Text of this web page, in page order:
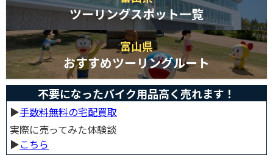
ツーリングスポット一覧
富山県
おすすめツーリングルート
不要になったバイク用品高く売れます！
▶︎手数料無料の宅配買取
実際に売ってみた体験談
▶︎こちら